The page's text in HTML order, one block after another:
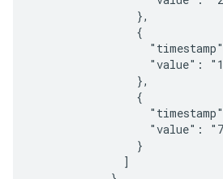
                },
                {
"value":
                },
                {
"value":
                }
              ]